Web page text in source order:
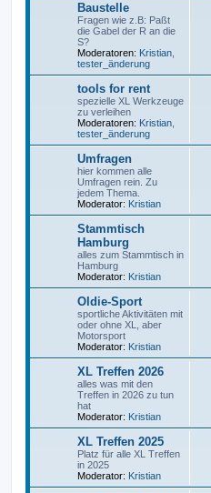
Baustelle
Fragen wie z.B: Paßt
die Gabel der R an die
S?
Moderatoren: Kristian
tester_änderung
tools for rent
spezielle XL Werkzeuge
zu verleihen
Moderatoren: Kristian
tester_änderung
Umfragen
hier kommen alle
Umfragen rein. Zu
jedem Thema.
Moderator: Kristian
Stammtisch
Hamburg
alles zum Stammtisch in
Hamburg
Moderator: Kristian
Oldie-Sport
sportliche Aktivitäten mit
oder ohne XL, aber
Motorsport
Moderator: Kristian
XL Treffen 2026
alles was mit den
Treffen in 2026 zu tun
hat
Moderator: Kristian
XL Treffen 2025
Platz für alle XL Treffen
in 2025
Moderator: Kristian